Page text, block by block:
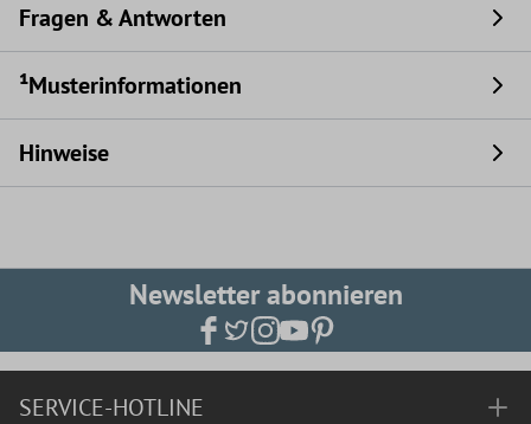
Fragen & Antworten
¹Musterinformationen
Hinweise
Newsletter abonnieren
SERVICE-HOTLINE